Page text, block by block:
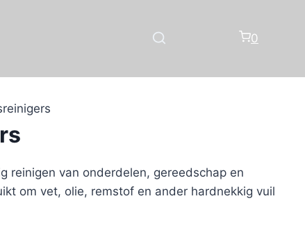
0
reinigen van onderdelen, gereedschap en
om vet, olie, remstof en ander hardnekkig vuil